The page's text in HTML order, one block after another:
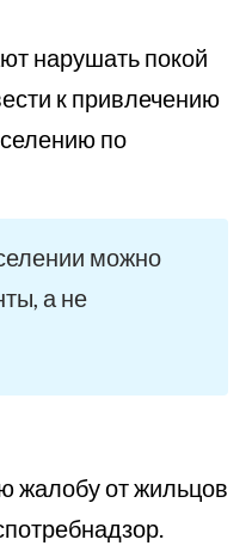
нарушать покой
к привлечению
по
можно
а не
жалобу от жильцов